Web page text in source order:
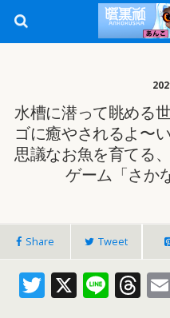
水槽に潜って眺める
ゴに癒やされるよ〜
思議なお魚を育てる
ゲーム「さか
Share Tweet
T X Li T